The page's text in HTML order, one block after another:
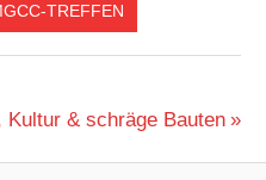
TREFFEN
Kultur & schräge Bauten